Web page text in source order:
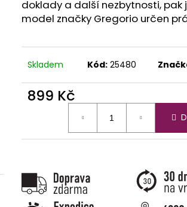
doklady a další nezbytnosti, pak
model značky Gregorio určen
Skladem Kód: 25480
899 Kč